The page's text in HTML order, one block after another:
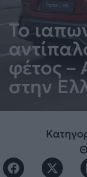
Το
φέτος
στην